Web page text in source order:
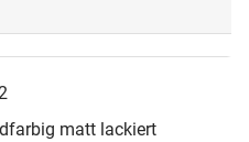
matt lackiert